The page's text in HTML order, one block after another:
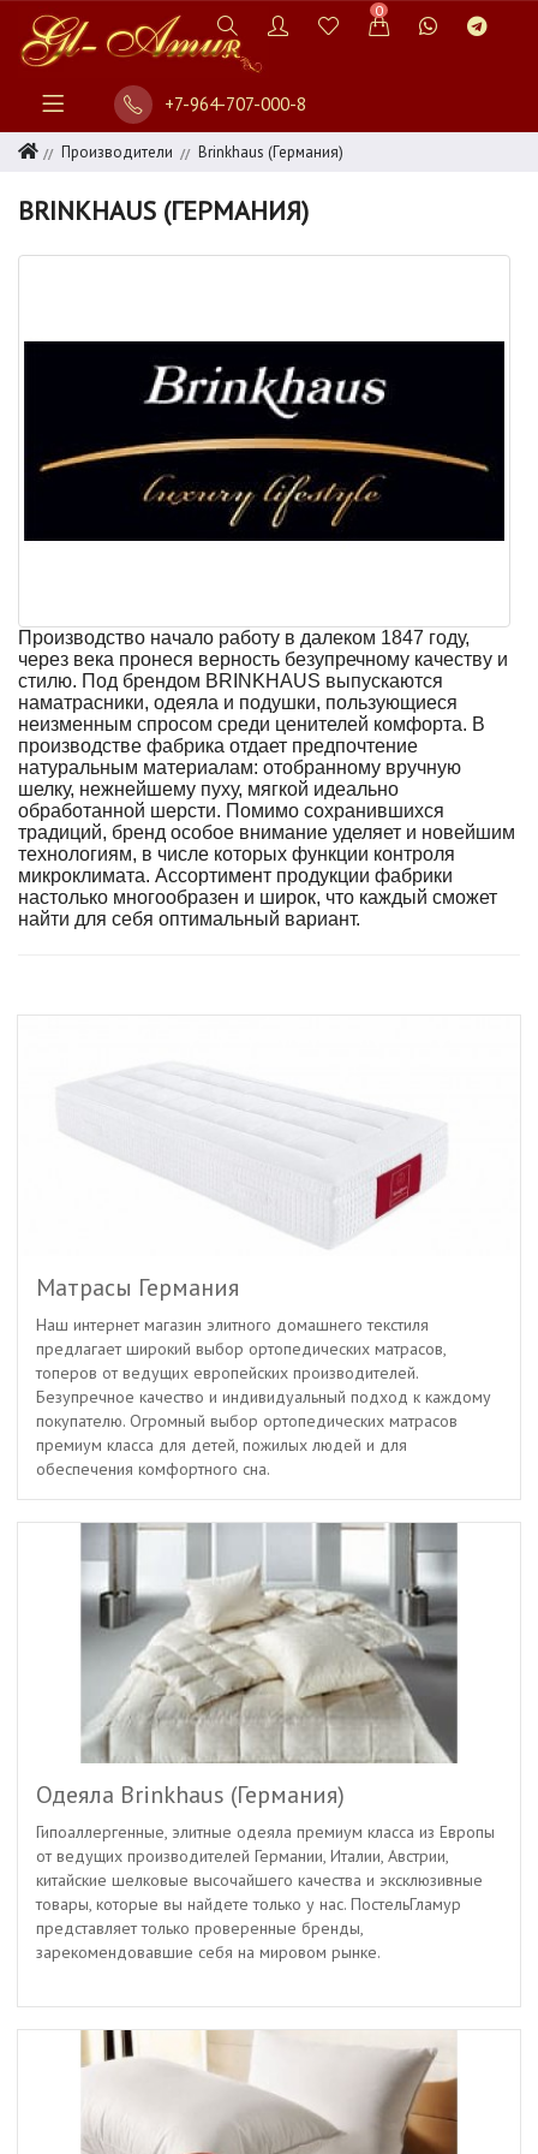
0
+7-964-707-000-8
Производители Brinkhaus (Германия)
BRINKHAUS (ГЕРМАНИЯ)
Производство начало работу в далеком 1847 году,
через века пронеся верность безупречному качеству и
стилю. Под брендом BRINKHAUS выпускаются
наматрасники, одеяла и подушки, пользующиеся
неизменным спросом среди ценителей комфорта. В
производстве фабрика отдает предпочтение
натуральным материалам: отобранному вручную
шелку, нежнейшему пуху, мягкой идеально
обработанной шерсти. Помимо сохранившихся
традиций, бренд особое внимание уделяет и новейшим
технологиям, в числе которых функции контроля
микроклимата. Ассортимент продукции фабрики
настолько многообразен и широк, что каждый сможет
найти для себя оптимальный вариант.
Матрасы Германия
Наш интернет магазин элитного домашнего текстиля
предлагает широкий выбор ортопедических матрасов,
топеров от ведущих европейских производителей.
Безупречное качество и индивидуальный подход к каждому
покупателю. Огромный выбор ортопедических матрасов
премиум класса для детей, пожилых людей и для
обеспечения комфортного сна.
Одеяла Brinkhaus (Германия)
Гипоаллергенные, элитные одеяла премиум класса из Европы
от ведущих производителей Германии, Италии, Австрии,
китайские шелковые высочайшего качества и эксклюзивные
товары, которые вы найдете только у нас. ПостельГламур
представляет только проверенные бренды,
зарекомендовавшие себя на мировом рынке.